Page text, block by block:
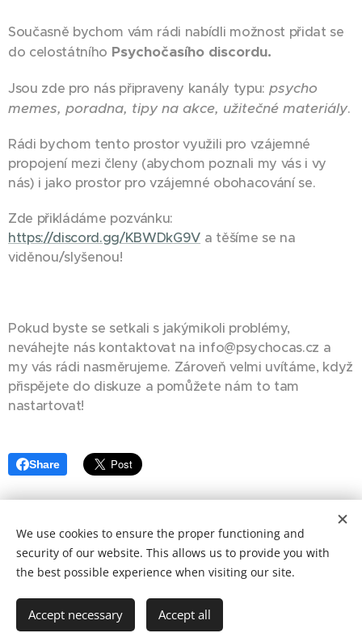
Současně bychom vám rádi nabídli možnost přidat se
do celostátního Psychočasího discordu.
Jsou zde pro nás připraveny kanály typu: psycho
memes, poradna, tipy na akce, užitečné materiály.
Rádi bychom tento prostor využili pro vzájemné
propojení mezi členy (abychom poznali my vás i vy
nás) i jako prostor pro vzájemné obohacování se.
Zde přikládáme pozvánku:
https://discord.gg/KBWDkG9V a těšíme se na
viděnou/slyšenou!
Pokud byste se setkali s jakýmikoli problémy,
neváhejte nás kontaktovat na info@psychocas.cz a
my vás rádi nasměrujeme. Zároveň velmi uvítáme, když
přispějete do diskuze a pomůžete nám to tam
nastartovat!
Share
Vytvořila Kristýna Kačenová 2025
Cookies
Languages
Čeština
English
We use cookies to ensure the proper functioning and
security of our website. This allows us to provide you with
the best possible experience when visiting our site.
Accept necessary Accept all